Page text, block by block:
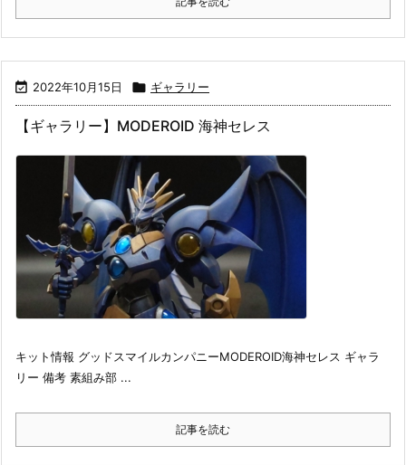
 2022年10月15日  ギャラリー
【ギャラリー】MODEROID 海神セレス
キット情報 グッドスマイルカンパニーMODEROID海神セレス ギャラ
リー 備考 素組み部 ...
記事を読む